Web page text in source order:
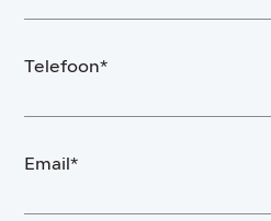
Telefoon*
Email*